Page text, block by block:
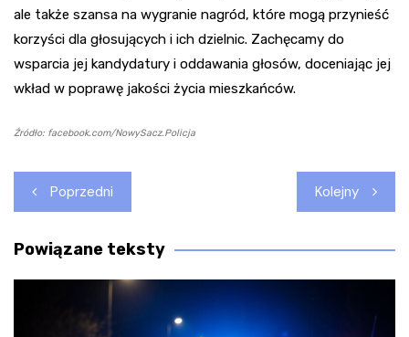
ale także szansa na wygranie nagród, które mogą przynieść
korzyści dla głosujących i ich dzielnic. Zachęcamy do
wsparcia jej kandydatury i oddawania głosów, doceniając jej
wkład w poprawę jakości życia mieszkańców.
Źródło: facebook.com/NowySacz.Policja
Nawigacja
wpisu
Poprzedni Kolejny
Powiązane teksty